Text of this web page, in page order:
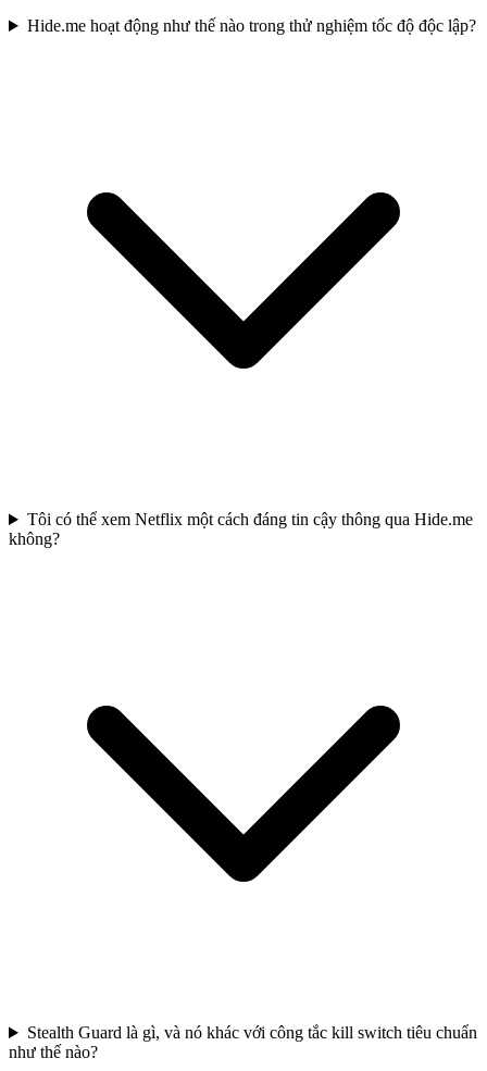
Hide.me hoạt động như thế nào trong thử nghiệm tốc độ độc lập?
Tôi có thể xem Netflix một cách đáng tin cậy thông qua Hide.me
không?
Stealth Guard là gì, và nó khác với công tắc kill switch tiêu chuẩn
như thế nào?